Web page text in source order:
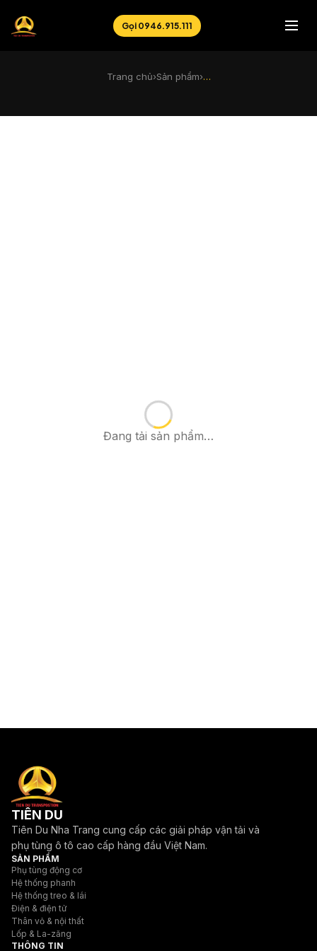
Gọi 0946.915.111
Trang chủ›Sản phẩm›…
Đang tải sản phẩm…
TIÊN DU
Tiên Du Nha Trang cung cấp các giải pháp vận tải và
phụ tùng ô tô cao cấp hàng đầu Việt Nam.
SẢN PHẨM
Phụ tùng động cơ
Hệ thống phanh
Hệ thống treo & lái
Điện & điện tử
Thân vỏ & nội thất
Lốp & La-zăng
THÔNG TIN